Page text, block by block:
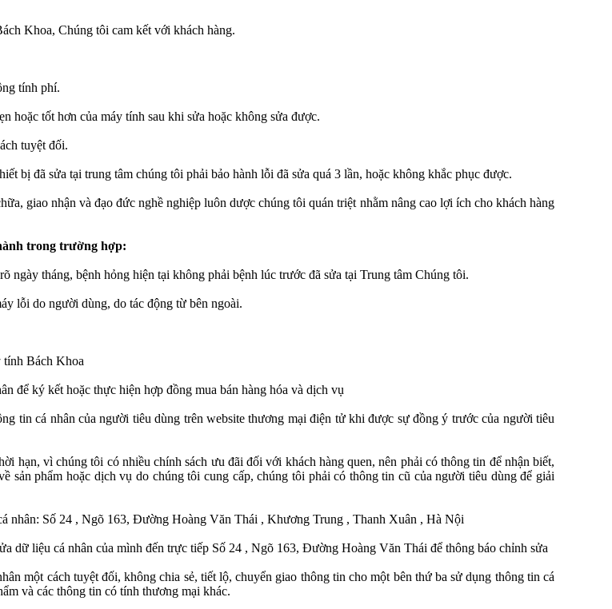
Khoa, Chúng tôi cam kết với khách hàng.
tính phí.
hoặc tốt hơn của máy tính sau khi sửa hoặc không sửa được.
tuyệt đối.
bị đã sửa tại trung tâm chúng tôi phải bảo hành lỗi đã sửa quá 3 lần, hoặc không khắc phục được.
giao nhận và đạo đức nghề nghiệp luôn dược chúng tôi quán triệt nhằm nâng cao lợi ích cho khách hàng
trong trường hợp:
ngày tháng, bệnh hỏng hiện tại không phải bệnh lúc trước đã sửa tại Trung tâm Chúng tôi.
lỗi do người dùng, do tác động từ bên ngoài.
tính Bách Khoa
để ký kết hoặc thực hiện hợp đồng mua bán hàng hóa và dịch vụ
tin cá nhân của người tiêu dùng trên website thương mại điện tử khi được sự đồng ý trước của người tiêu
hạn, vì chúng tôi có nhiều chính sách ưu đãi đối với khách hàng quen, nên phải có thông tin để nhận biết,
sản phẩm hoặc dịch vụ do chúng tôi cung cấp, chúng tôi phải có thông tin cũ của người tiêu dùng để giải
nhân: Số 24 , Ngõ 163, Đường Hoàng Văn Thái , Khương Trung , Thanh Xuân , Hà Nội
dữ liệu cá nhân của mình đến trực tiếp Số 24 , Ngõ 163, Đường Hoàng Văn Thái để thông báo chỉnh sửa
một cách tuyệt đối, không chia sẻ, tiết lộ, chuyển giao thông tin cho một bên thứ ba sử dụng thông tin cá
và các thông tin có tính thương mại khác.